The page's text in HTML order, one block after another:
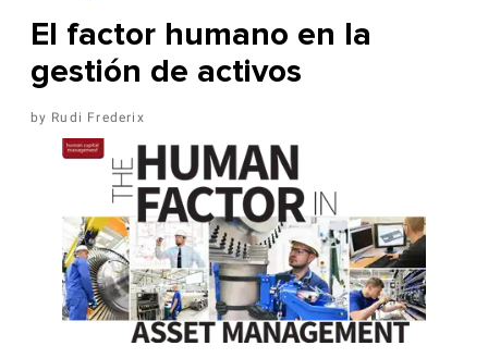
El factor humano en la
gestión de activos
Rudi Frederix